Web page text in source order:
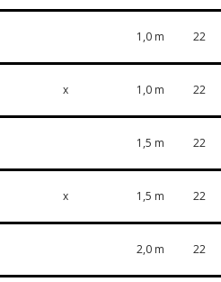
1,0 m 22
x 1,0 m 22
1,5 m 22
x 1,5 m 22
2,0 m 22